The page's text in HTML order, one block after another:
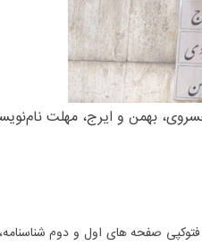
مهلت نام‌نویسی علاقمندان تا ۱۱
وقت اداری ۱۱ اسفندماه ماه ۱۴۰۱ درخواست همکاری را